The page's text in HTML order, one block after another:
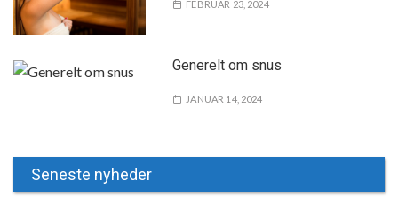
FEBRUAR 23, 2024
Generelt om snus
JANUAR 14, 2024
Seneste nyheder